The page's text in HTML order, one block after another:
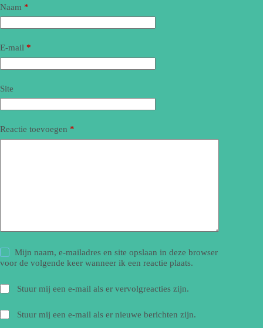
Naam *
E-mail *
Site
Reactie toevoegen *
Mijn naam, e-mailadres en site opslaan in deze browser
voor de volgende keer wanneer ik een reactie plaats.
Stuur mij een e-mail als er vervolgreacties zijn.
Stuur mij een e-mail als er nieuwe berichten zijn.